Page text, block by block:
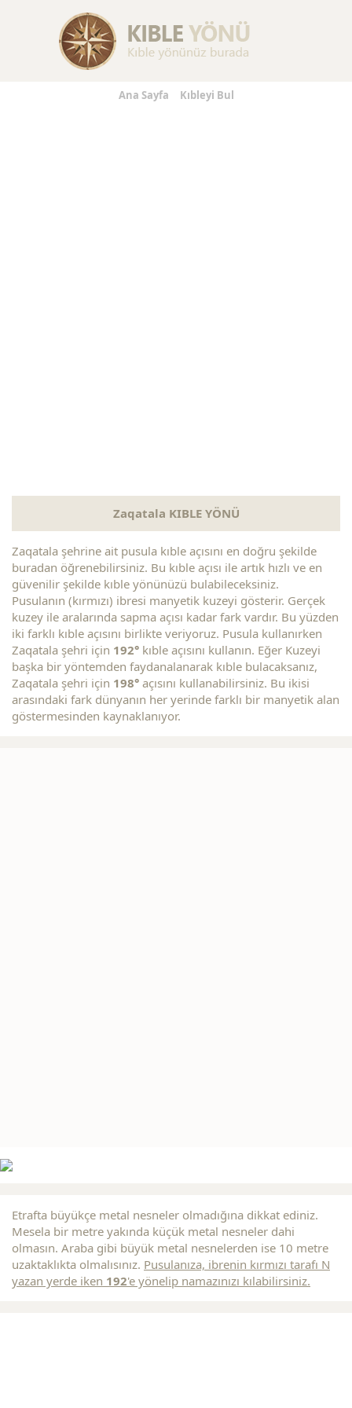
Replica Handbags
Ana Sayfa Kıbleyi Bul
Zaqatala KIBLE YÖNÜ
Zaqatala şehrine ait pusula kıble açısını en doğru şekilde
buradan öğrenebilirsiniz. Bu kıble açısı ile artık hızlı ve en
güvenilir şekilde kıble yönünüzü bulabileceksiniz.
Pusulanın (kırmızı) ibresi manyetik kuzeyi gösterir. Gerçek
kuzey ile aralarında sapma açısı kadar fark vardır. Bu yüzden
iki farklı kıble açısını birlikte veriyoruz. Pusula kullanırken
Zaqatala şehri için 192° kıble açısını kullanın. Eğer Kuzeyi
başka bir yöntemden faydanalanarak kıble bulacaksanız,
Zaqatala şehri için 198° açısını kullanabilirsiniz. Bu ikisi
arasındaki fark dünyanın her yerinde farklı bir manyetik alan
göstermesinden kaynaklanıyor.
Etrafta büyükçe metal nesneler olmadığına dikkat ediniz.
Mesela bir metre yakında küçük metal nesneler dahi
olmasın. Araba gibi büyük metal nesnelerden ise 10 metre
uzaktaklıkta olmalısınız. Pusulanıza, ibrenin kırmızı tarafı N
yazan yerde iken 192'e yönelip namazınızı kılabilirsiniz.